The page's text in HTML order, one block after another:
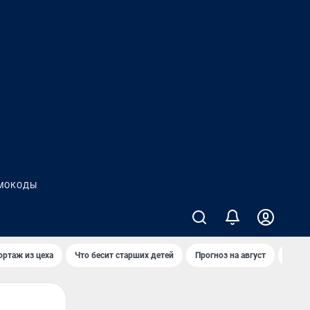
из цеха Что бесит старших детей Прогноз на август